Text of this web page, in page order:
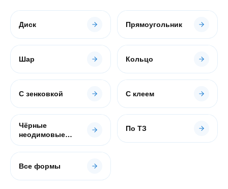
Диск Прямоугольник
Шар Кольцо
С зенковкой С клеем
Чёрные
неодимовые
магниты
По ТЗ
Все формы